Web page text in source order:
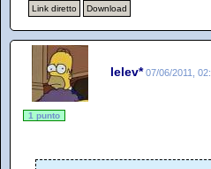
Link diretto Download
lelev* 07/06/2011,
1 punto